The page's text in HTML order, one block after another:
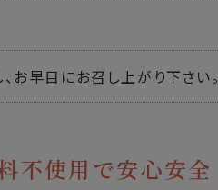
お早目にお召し上がり下さい。
不使用で安心安全